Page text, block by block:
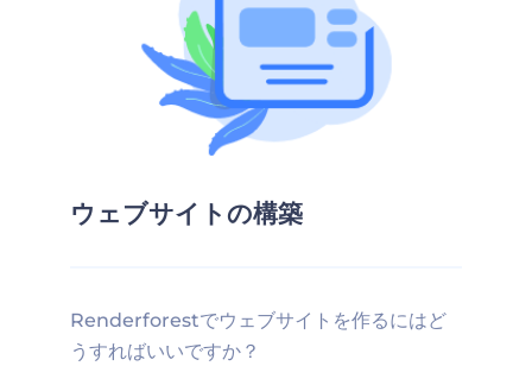
ウェブサイトの構築
Renderforestでウェブサイトを作るにはど
うすればいいですか？